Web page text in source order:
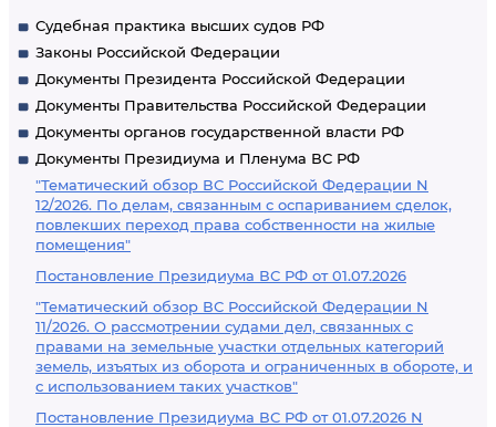
Судебная практика высших судов РФ
Законы Российской Федерации
Документы Президента Российской Федерации
Документы Правительства Российской Федерации
Документы органов государственной власти РФ
Документы Президиума и Пленума ВС РФ
"Тематический обзор ВС Российской Федерации N
12/2026. По делам, связанным с оспариванием сделок,
повлекших переход права собственности на жилые
помещения"
Постановление Президиума ВС РФ от 01.07.2026
"Тематический обзор ВС Российской Федерации N
11/2026. О рассмотрении судами дел, связанных с
правами на земельные участки отдельных категорий
земель, изъятых из оборота и ограниченных в обороте, и
с использованием таких участков"
Постановление Президиума ВС РФ от 01.07.2026 N